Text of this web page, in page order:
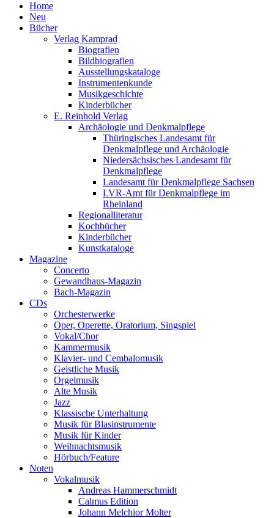
Home
Neu
Bücher
Verlag Kamprad
Biografien
Bildbiografien
Ausstellungskataloge
Instrumentenkunde
Musikgeschichte
Kinderbücher
E. Reinhold Verlag
Archäologie und Denkmalpflege
Thüringisches Landesamt für
Denkmalpflege und Archäologie
Niedersächsisches Landesamt für
Denkmalpflege
Landesamt für Denkmalpflege Sachsen
LVR-Amt für Denkmalpflege im
Rheinland
Regionalliteratur
Kochbücher
Kinderbücher
Kunstkataloge
Magazine
Concerto
Gewandhaus-Magazin
Bach-Magazin
CDs
Orchesterwerke
Oper, Operette, Oratorium, Singspiel
Vokal/Chor
Kammermusik
Klavier- und Cembalomusik
Geistliche Musik
Orgelmusik
Alte Musik
Jazz
Klassische Unterhaltung
Musik für Blasinstrumente
Musik für Kinder
Weihnachtsmusik
Hörbuch/Feature
Noten
Vokalmusik
Andreas Hammerschmidt
Calmus Edition
Johann Melchior Molter